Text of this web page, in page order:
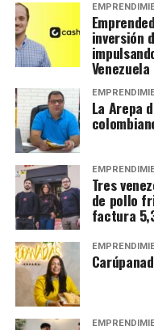
inversión
Venezuela
La Arepa
Tres
de pollo
factura